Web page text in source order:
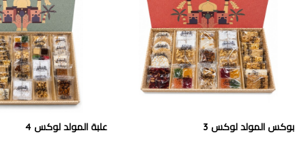
بوكس المولد لوكس 3 علبة المولد لوكس 4